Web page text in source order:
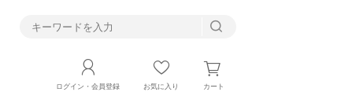
ログイン・会員登録 お気に入り カート